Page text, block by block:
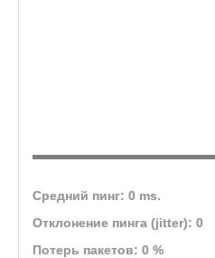
Средний пинг: 0 ms.
Отклонение пинга (jitter): 0
Потерь пакетов: 0 %